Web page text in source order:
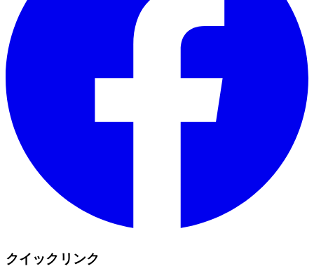
クイックリンク